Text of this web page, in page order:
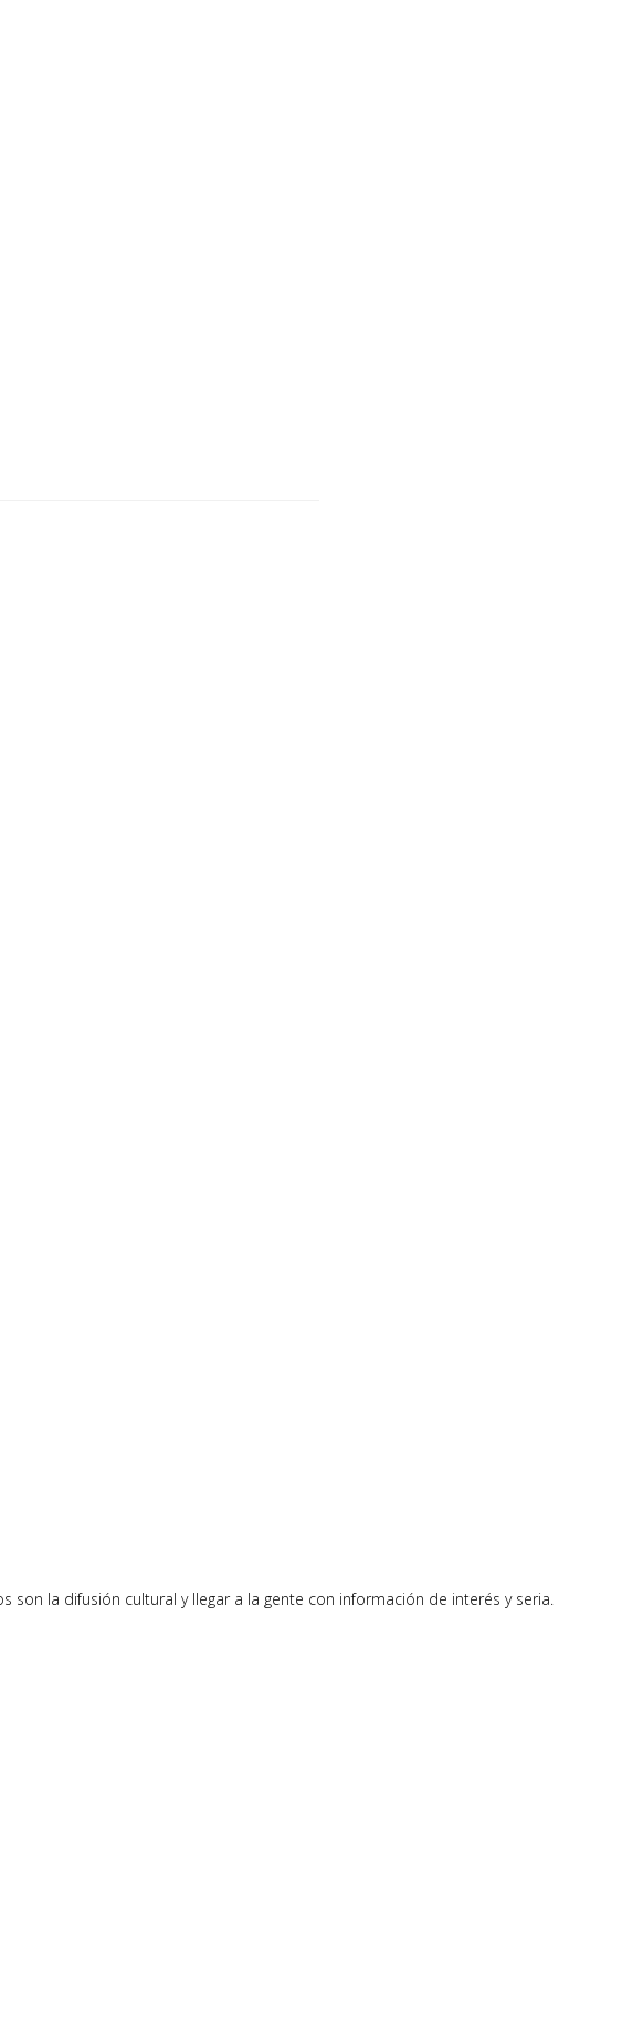
la difusión cultural y llegar a la gente con información de interés y seria.